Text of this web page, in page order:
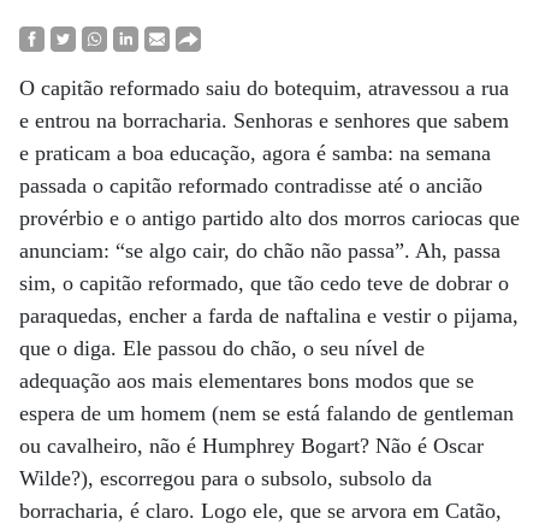
O capitão reformado saiu do botequim, atravessou a rua
e entrou na borracharia. Senhoras e senhores que sabem
e praticam a boa educação, agora é samba: na semana
passada o capitão reformado contradisse até o ancião
provérbio e o antigo partido alto dos morros cariocas que
anunciam: “se algo cair, do chão não passa”. Ah, passa
sim, o capitão reformado, que tão cedo teve de dobrar o
paraquedas, encher a farda de naftalina e vestir o pijama,
que o diga. Ele passou do chão, o seu nível de
adequação aos mais elementares bons modos que se
espera de um homem (nem se está falando de gentleman
ou cavalheiro, não é Humphrey Bogart? Não é Oscar
Wilde?), escorregou para o subsolo, subsolo da
borracharia, é claro. Logo ele, que se arvora em Catão,